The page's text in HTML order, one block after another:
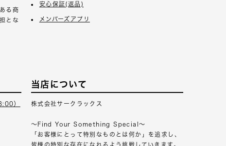
る商
とな
安心保証(返品)
メンバーズアプリ
）
当店について
株式会社サークラックス
～Find Your Something Special～
「お客様にとって特別なものとは何か」を追求し、
皆様の特別な存在になれるよう挑戦していきます。